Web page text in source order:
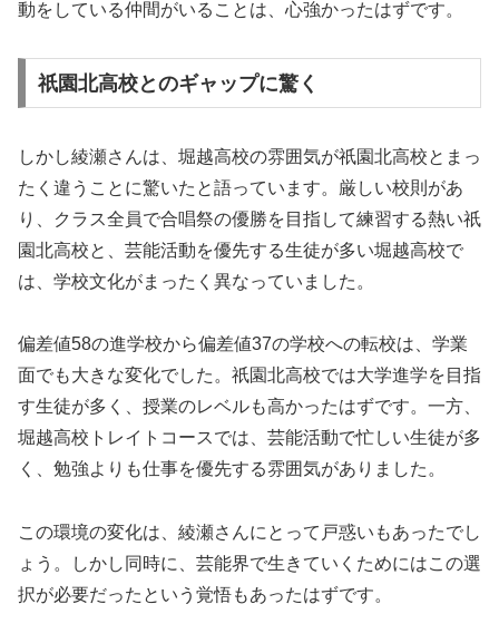
動をしている仲間がいることは、心強かったはずです。
祇園北高校とのギャップに驚く
しかし綾瀬さんは、堀越高校の雰囲気が祇園北高校とまっ
たく違うことに驚いたと語っています。厳しい校則があ
り、クラス全員で合唱祭の優勝を目指して練習する熱い祇
園北高校と、芸能活動を優先する生徒が多い堀越高校で
は、学校文化がまったく異なっていました。
偏差値58の進学校から偏差値37の学校への転校は、学業
面でも大きな変化でした。祇園北高校では大学進学を目指
す生徒が多く、授業のレベルも高かったはずです。一方、
堀越高校トレイトコースでは、芸能活動で忙しい生徒が多
く、勉強よりも仕事を優先する雰囲気がありました。
この環境の変化は、綾瀬さんにとって戸惑いもあったでし
ょう。しかし同時に、芸能界で生きていくためにはこの選
択が必要だったという覚悟もあったはずです。